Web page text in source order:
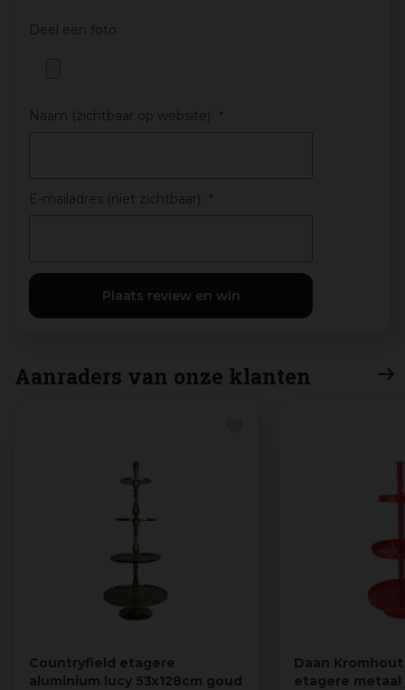
Deel een foto:
Naam (zichtbaar op website): *
E-mailadres (niet zichtbaar): *
Aanraders van onze klanten
Countryfield etagere
aluminium lucy 53x128cm goud
Daan
etagere metaal